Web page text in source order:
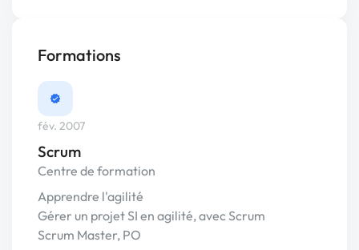
Formations
fév. 2007
Scrum
Centre de formation
Apprendre l'agilité
Gérer un projet SI en agilité, avec Scrum
Scrum Master, PO